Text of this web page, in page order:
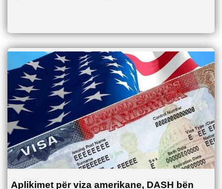
Aplikimet për viza amerikane, DASH bën